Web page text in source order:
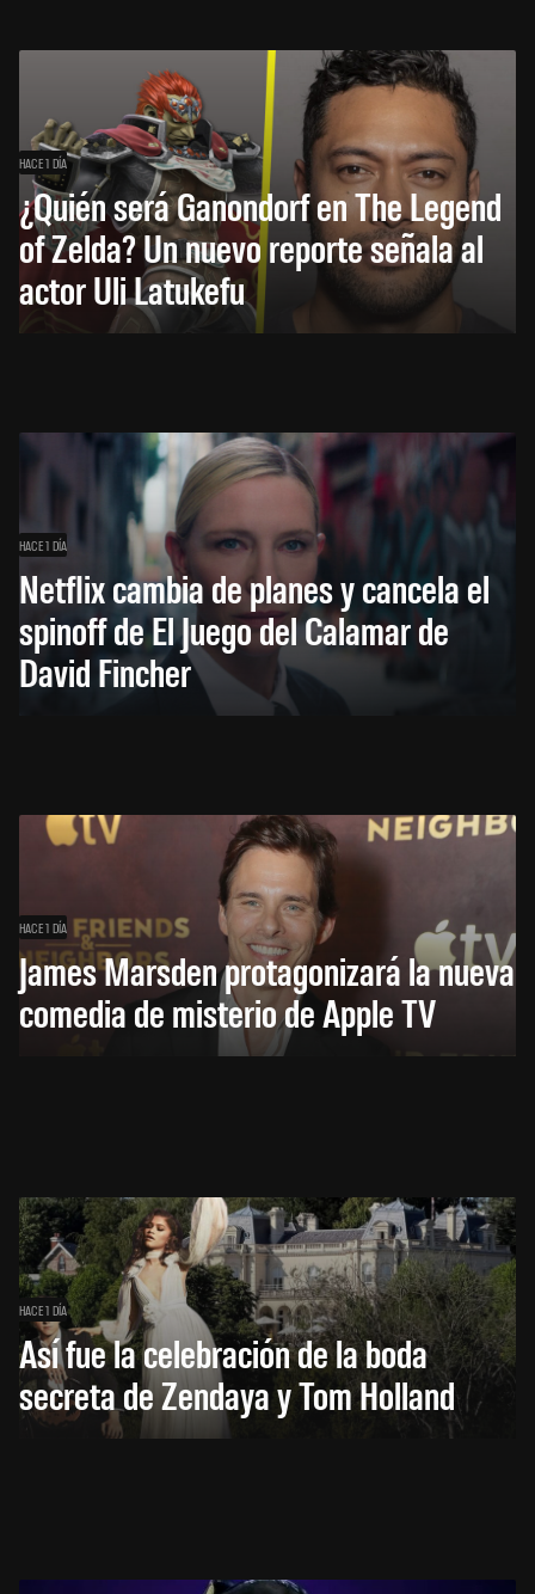
HACE 1 DÍA
¿Quién será Ganondorf en The Legend
of Zelda? Un nuevo reporte señala al
actor Uli Latukefu
HACE 1 DÍA
Netflix cambia de planes y cancela el
spinoff de El Juego del Calamar de
David Fincher
HACE 1 DÍA
James Marsden protagonizará la nueva
comedia de misterio de Apple TV
HACE 1 DÍA
Así fue la celebración de la boda
secreta de Zendaya y Tom Holland